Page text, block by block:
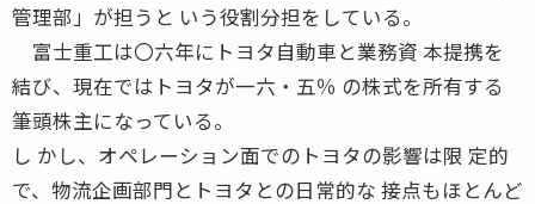
管理部」が担うと いう役割分担をしている。
富士重工は〇六年にトヨタ自動車と業務資 本提携を
結び、現在ではトヨタが一六・五％ の株式を所有する
筆頭株主になっている。
し かし、オペレーション面でのトヨタの影響は限 定的
で、物流企画部門とトヨタとの日常的な 接点もほとんど